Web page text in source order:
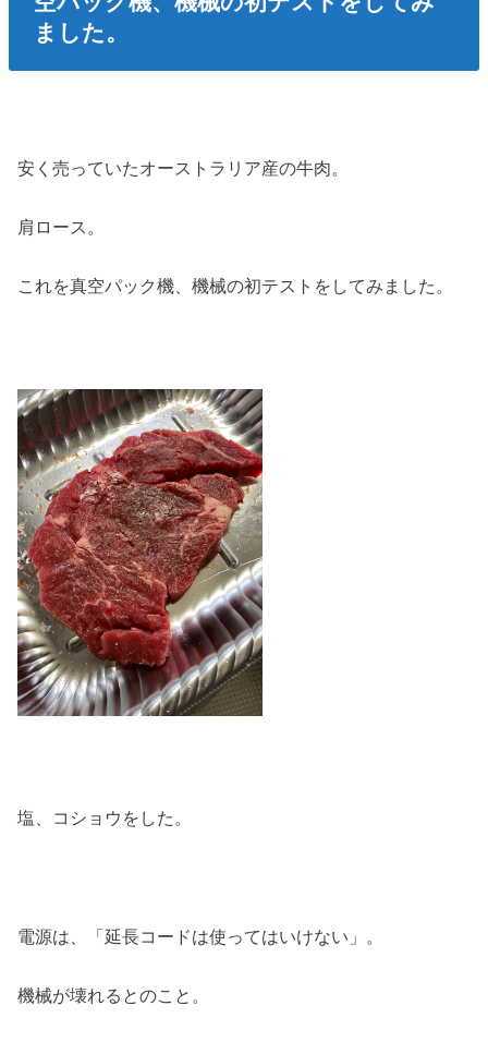
ました。
安く売っていたオーストラリア産の牛肉。
肩ロース。
これを真空パック機、機械の初テストをしてみました。
塩、コショウをした。
電源は、「延長コードは使ってはいけない」。
機械が壊れるとのこと。